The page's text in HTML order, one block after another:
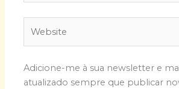
Adicione-me à sua newsletter e
atualizado sempre que publicar